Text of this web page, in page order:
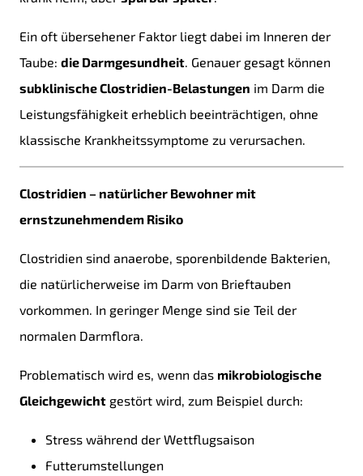
Ein oft übersehener Faktor liegt dabei im Inneren der
Taube: die Darmgesundheit. Genauer gesagt können
subklinische Clostridien-Belastungen im Darm die
Leistungsfähigkeit erheblich beeinträchtigen, ohne
klassische Krankheitssymptome zu verursachen.
Clostridien – natürlicher Bewohner mit
ernstzunehmendem Risiko
Clostridien sind anaerobe, sporenbildende Bakterien,
die natürlicherweise im Darm von Brieftauben
vorkommen. In geringer Menge sind sie Teil der
normalen Darmflora.
Problematisch wird es, wenn das mikrobiologische
Gleichgewicht gestört wird, zum Beispiel durch:
Stress während der Wettflugsaison
Futterumstellungen